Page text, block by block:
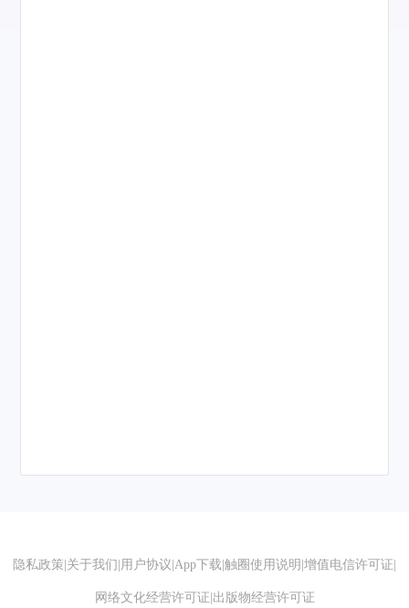
隐私政策 关于我们 用户协议 App下载 触圈使用说明 增值电信许可证
网络文化经营许可证 出版物经营许可证